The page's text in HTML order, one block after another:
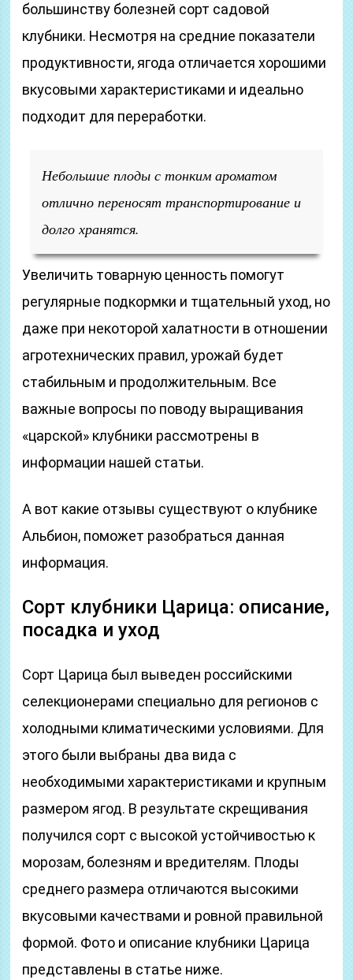
большинству болезней сорт садовой
клубники. Несмотря на средние показатели
продуктивности, ягода отличается хорошими
вкусовыми характеристиками и идеально
подходит для переработки.
Небольшие плоды с тонким ароматом
отлично переносят транспортирование и
долго хранятся.
Увеличить товарную ценность помогут
регулярные подкормки и тщательный уход, но
даже при некоторой халатности в отношении
агротехнических правил, урожай будет
стабильным и продолжительным. Все
важные вопросы по поводу выращивания
«царской» клубники рассмотрены в
информации нашей статьи.
А вот какие отзывы существуют о клубнике
Альбион, поможет разобраться данная
информация.
Сорт клубники Царица: описание,
посадка и уход
Сорт Царица был выведен российскими
селекционерами специально для регионов с
холодными климатическими условиями. Для
этого были выбраны два вида с
необходимыми характеристиками и крупным
размером ягод. В результате скрещивания
получился сорт с высокой устойчивостью к
морозам, болезням и вредителям. Плоды
среднего размера отличаются высокими
вкусовыми качествами и ровной правильной
формой. Фото и описание клубники Царица
представлены в статье ниже.